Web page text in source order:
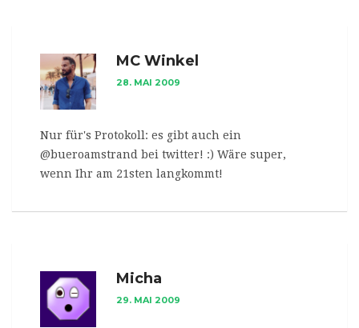
MC Winkel
28. MAI 2009
Nur für's Protokoll: es gibt auch ein
@bueroamstrand bei twitter! :) Wäre super,
wenn Ihr am 21sten langkommt!
Micha
29. MAI 2009